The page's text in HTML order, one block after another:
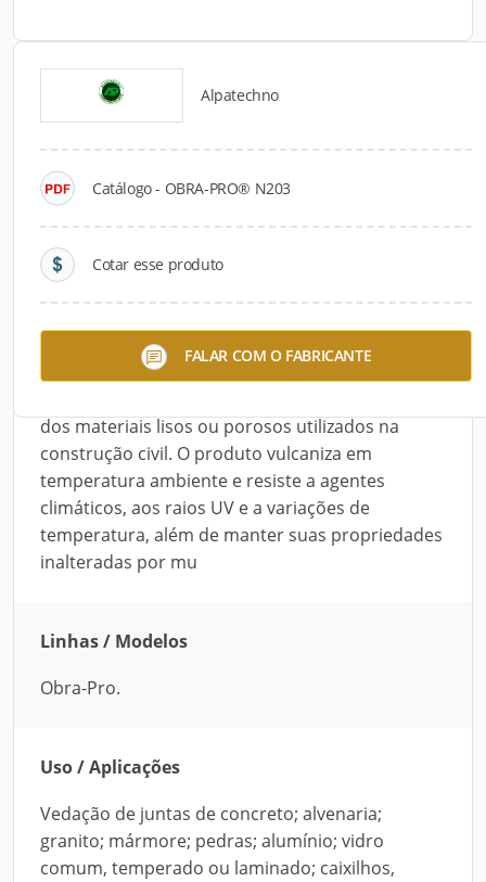
Alpatechno
Catálogo - OBRA-PRO® N203
Cotar esse produto
FALAR COM O FABRICANTE
Detalhes do produto
O OBRA-PRO N203®, da Alpatechno, é um
pedras; alumínio; vidro comum, temperado ou
laminado; caixilhos, calhas e juntas em geral. É
dos materiais lisos ou porosos utilizados na
construção civil. O produto vulcaniza em
temperatura ambiente e resiste a agentes
climáticos, aos raios UV e a variações de
temperatura, além de manter suas propriedades
inalteradas por mu
Linhas / Modelos
Obra-Pro.
Uso / Aplicações
Vedação de juntas de concreto; alvenaria;
granito; mármore; pedras; alumínio; vidro
comum, temperado ou laminado; caixilhos,